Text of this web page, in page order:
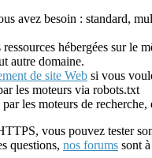
avez besoin : standard,
hébergées sur le
autre domaine.
de site Web si vous
les moteurs via robots.txt
les moteurs de
vous pouvez tester
questions, nos forums sont